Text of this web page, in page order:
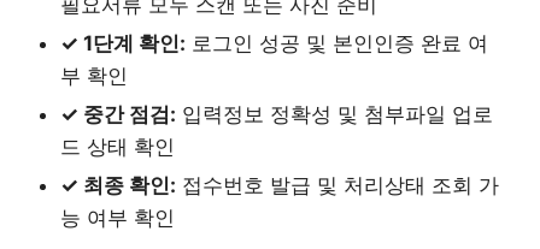
✓ 1단계 확인: 로그인 성공 및 본인인증 완료 여
부 확인
✓ 중간 점검: 입력정보 정확성 및 첨부파일 업로
드 상태 확인
✓ 최종 확인: 접수번호 발급 및 처리상태 조회 가
능 여부 확인